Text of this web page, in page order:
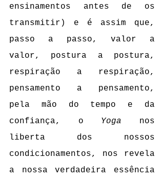
ensinamentos antes de os
transmitir) e é assim que,
passo a passo, valor a
valor, postura a postura,
respiração a respiração,
pensamento a pensamento,
pela mão do tempo e da
confiança, o Yoga nos
liberta dos nossos
condicionamentos, nos revela
a nossa verdadeira essência